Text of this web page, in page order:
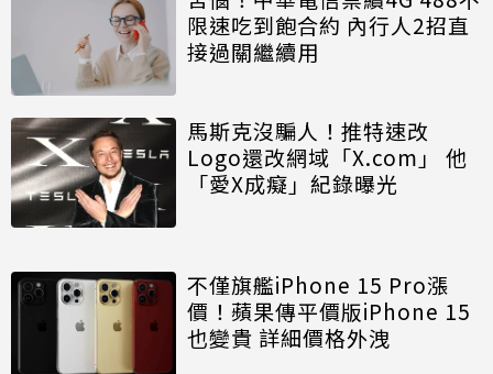
限速吃到飽合約 內行人2招直
接過關繼續用
馬斯克沒騙人！推特速改
Logo還改網域「X.com」 他
「愛X成癡」紀錄曝光
不僅旗艦iPhone 15 Pro漲
價！蘋果傳平價版iPhone 15
也變貴 詳細價格外洩